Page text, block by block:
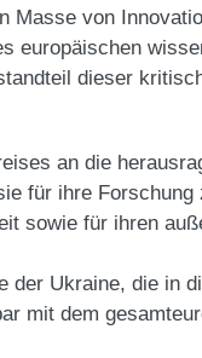
von
europäischen
dieser
an die
für ihre
sowie für ihren
Ukraine, die in
mit dem